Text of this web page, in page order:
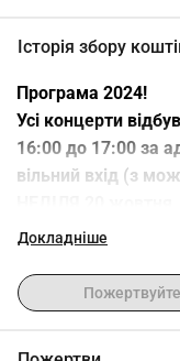
Історія збору
Програма 2024!
Усі концерти
16:00 до 17:00 за
вільний вхід (з
ХАРЛЕМ (Вхід з
20 жовтня 2024
представить
Докладніше
Пожертвуйте